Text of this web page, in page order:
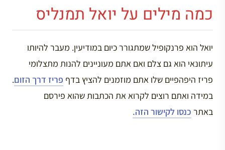
כמה מילים על יואל תמנליס
יואל הוא פרנקופיל שמתגורר כיום במודיעין. מעבר להיותו
עיתונאי הוא גם צלם ואם אתם מעוניינים להנות מתצלומי
פריז היפהפיים שלו אתם מוזמנים להציץ בדף פריז דרך הזום.
במידה ואתם רוצים לקרוא את הכתבות שהוא פירסם
באתר כנסו לקישור הזה.